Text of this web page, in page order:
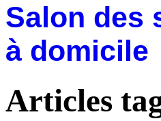
Salon des
à domicile
Articles